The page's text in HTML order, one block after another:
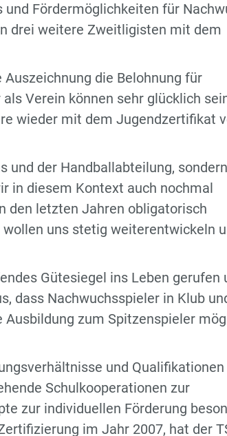
Fördermöglichkeiten für
drei weitere Zweitligisten mit dem
die Belohnung für
Verein können sehr glücklich
wieder mit dem Jugendzertifikat
und der Handballabteilung, sondern
in diesem Kontext auch nochmal
den letzten Jahren obligatorisch
uns stetig weiterentwickeln
Gütesiegel ins Leben gerufen
dass Nachwuchsspieler in Klub
zum Spitzenspieler
und
Schulkooperationen zur
zur individuellen Förderung
im Jahr 2007, hat der